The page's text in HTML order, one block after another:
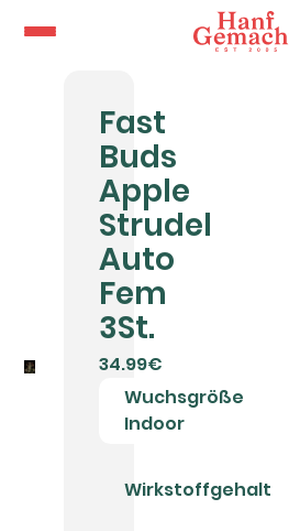
Fast
Buds
Apple
Strudel
Auto
Fem
3St.
34.99€
Wuchsgröße
Indoor
Wirkstoffgehalt